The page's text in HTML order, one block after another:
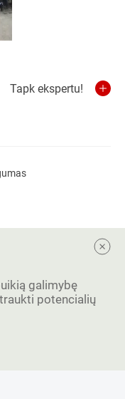
Tapk ekspertu!
galimybę
potencialių